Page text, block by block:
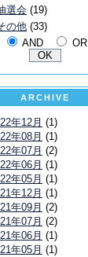
選会 (19)
の他 (33)
AND
OR
ARCHIVE
年12月 (1)
年08月 (1)
年07月 (2)
年06月 (1)
年05月 (1)
年12月 (1)
年09月 (2)
年07月 (2)
年06月 (1)
年05月 (1)